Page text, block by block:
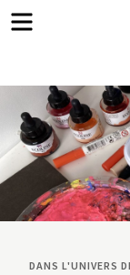
Menu
DANS L'UNIVERS